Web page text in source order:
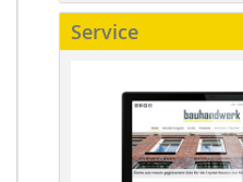
Service